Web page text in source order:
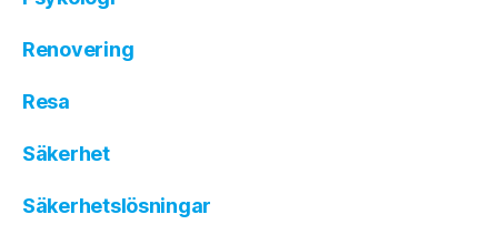
Renovering
Resa
Säkerhet
Säkerhetslösningar